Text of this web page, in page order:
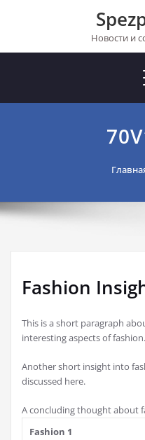
Новости и
Fashion
This is a short paragraph
interesting aspects of fashion.
Another short insight into
discussed here.
A concluding thought about
Fashion 1